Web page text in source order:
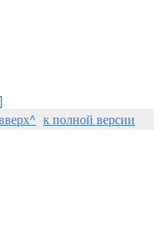
к полной версии